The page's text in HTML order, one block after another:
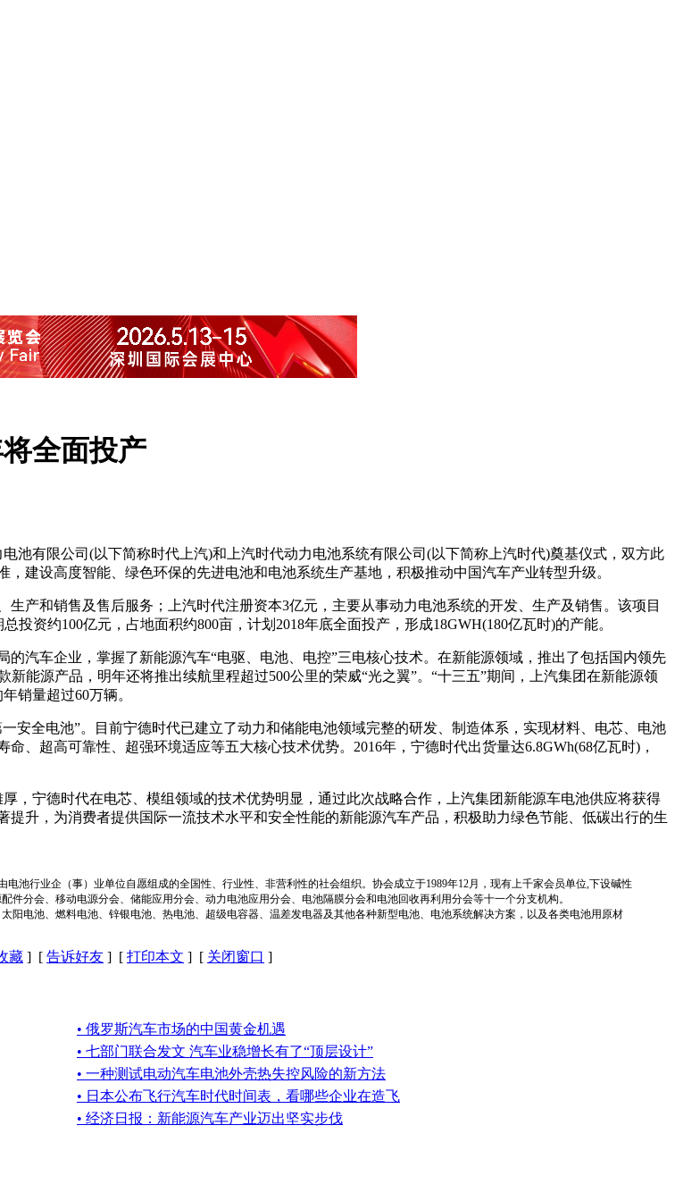
全面投产
有限公司(以下简称时代上汽)和上汽时代动力电池系统有限公司(以下简称上汽时代)奠基仪式，双方此
建设高度智能、绿色环保的先进电池和电池系统生产基地，积极推动中国汽车产业转型升级。
产和销售及售后服务；上汽时代注册资本3亿元，主要从事动力电池系统的开发、生产及销售。该项目
资约100亿元，占地面积约800亩，计划2018年底全面投产，形成18GWH(180亿瓦时)的产能。
汽车企业，掌握了新能源汽车“电驱、电池、电控”三电核心技术。在新能源领域，推出了包括国内领先
能源产品，明年还将推出续航里程超过500公里的荣威“光之翼”。“十三五”期间，上汽集团在新能源领
销量超过60万辆。
安全电池”。目前宁德时代已建立了动力和储能电池领域完整的研发、制造体系，实现材料、电芯、电池
、超高可靠性、超强环境适应等五大核心技术优势。2016年，宁德时代出货量达6.8GWh(68亿瓦时)，
，宁德时代在电芯、模组领域的技术优势明显，通过此次战略合作，上汽集团新能源车电池供应将获得
升，为消费者提供国际一流技术水平和安全性能的新能源汽车产品，积极助力绿色节能、低碳出行的生
电池行业企（事）业单位自愿组成的全国性、行业性、非营利性的社会组织。协会成立于1989年12月，现有上千家会员单位,下设碱性
分会、移动电源分会、储能应用分会、动力电池应用分会、电池隔膜分会和电池回收再利用分会等十一个分支机构。
电池、燃料电池、锌银电池、热电池、超级电容器、温差发电器及其他各种新型电池、电池系统解决方案，以及各类电池用原材
藏 ] [ 告诉好友 ] [ 打印本文 ] [ 关闭窗口 ]
• 俄罗斯汽车市场的中国黄金机遇
• 七部门联合发文 汽车业稳增长有了“顶层设计”
• 一种测试电动汽车电池外壳热失控风险的新方法
• 日本公布飞行汽车时代时间表，看哪些企业在造飞
• 经济日报：新能源汽车产业迈出坚实步伐